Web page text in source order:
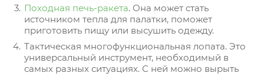
Походная печь-ракета. Она может стать
источником тепла для палатки, поможет
приготовить пищу или высушить одежду.
Тактическая многофункциональная лопата. Это
универсальный инструмент, необходимый в
самых разных ситуациях. С ней можно вырыть